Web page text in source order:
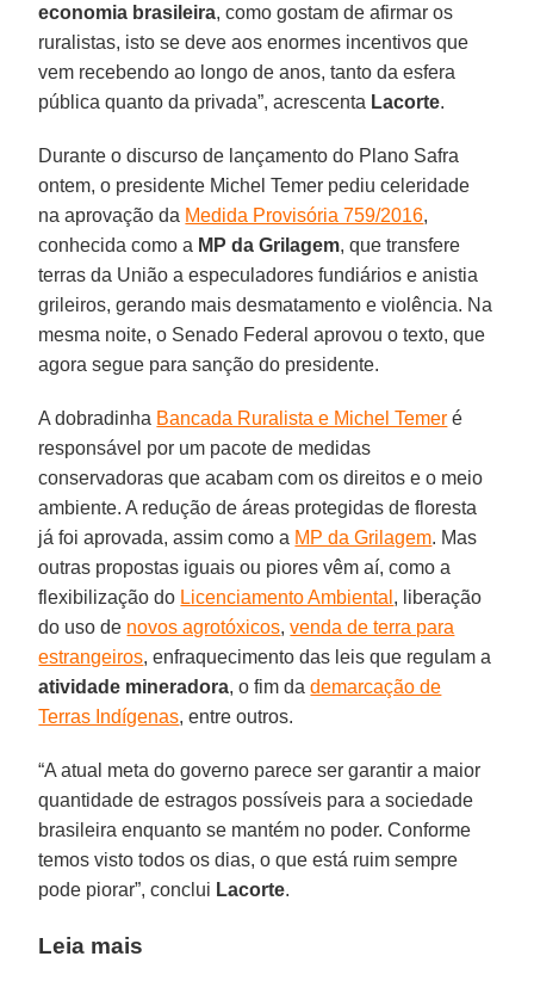
economia brasileira, como gostam de afirmar os
ruralistas, isto se deve aos enormes incentivos que
vem recebendo ao longo de anos, tanto da esfera
pública quanto da privada”, acrescenta Lacorte.
Durante o discurso de lançamento do Plano Safra
ontem, o presidente Michel Temer pediu celeridade
na aprovação da Medida Provisória 759/2016,
conhecida como a MP da Grilagem, que transfere
terras da União a especuladores fundiários e anistia
grileiros, gerando mais desmatamento e violência. Na
mesma noite, o Senado Federal aprovou o texto, que
agora segue para sanção do presidente.
A dobradinha Bancada Ruralista e Michel Temer é
responsável por um pacote de medidas
conservadoras que acabam com os direitos e o meio
ambiente. A redução de áreas protegidas de floresta
já foi aprovada, assim como a MP da Grilagem. Mas
outras propostas iguais ou piores vêm aí, como a
flexibilização do Licenciamento Ambiental , liberação
do uso de novos agrotóxicos,venda de terra para
estrangeiros, enfraquecimento das leis que regulam a
atividade mineradora, o fim dademarcação de
Terras Indígenas, entre outros.
“A atual meta do governo parece ser garantir a maior
quantidade de estragos possíveis para a sociedade
brasileira enquanto se mantém no poder. Conforme
temos visto todos os dias, o que está ruim sempre
pode piorar”, conclui Lacorte.
Leia mais